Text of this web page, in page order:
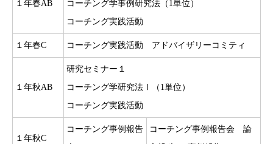
１年春AB
コーチング学事例研究法（1単位）
コーチング実践活動
１年春C コーチング実践活動 アドバイザリーコミティ
１年秋AB
研究セミナー１
コーチング学研究法Ⅰ（1単位）
コーチング実践活動
１年秋C
コーチング事例報告
コーチング事例報告会 論